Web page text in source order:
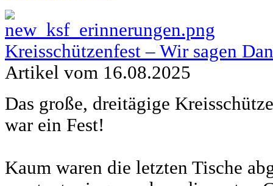
Kreisschützenfest – Wir sagen
Artikel vom 16.08.2025
Das große, dreitägige
war ein Fest!
Kaum waren die letzten Tische